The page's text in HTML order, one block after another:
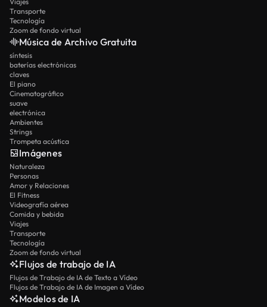
Transporte
Tecnología
Zoom de fondo virtual
Música de Archivo Gratuita
síntesis
baterías electrónicas
claves
El piano
Cinematográfico
suave
electrónica
Ambientes
Strings
Trompeta acústica
Imágenes
Naturaleza
Personas
Amor y Relaciones
El Fitness
Videografía aérea
Comida y bebida
Viajes
Transporte
Tecnología
Zoom de fondo virtual
Flujos de trabajo de IA
Flujos de Trabajo de IA de Texto a Vídeo
Flujos de Trabajo de IA de Imagen a Vídeo
Modelos de IA